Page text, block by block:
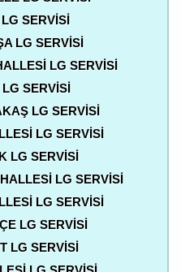
SERVISI
LG SERVISI
LG SERVISI
LG SERVISI
LG SERVISI
LG SERVISI
LG SERVISI
LG SERVISI
LG SERVISI
LG SERVISI
LG SERVISI